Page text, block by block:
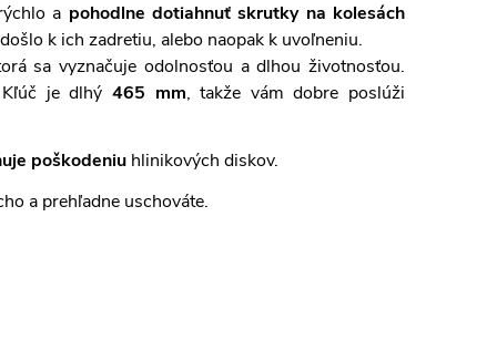
a pohodlne dotiahnuť skrutky na kolesách
k ich zadretiu, alebo naopak k uvoľneniu.
sa vyznačuje odolnosťou a dlhou životnosťou.
je dlhý 465 mm, takže vám dobre poslúži
poškodeniu hlinikových diskov.
a prehľadne uschováte.